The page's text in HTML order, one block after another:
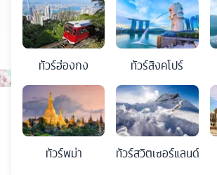
ทัวร์ฮ่องกง ทัวร์สิงคโปร์
ทัวร์พม่า ทัวร์สวิตเซอร์แลนด์